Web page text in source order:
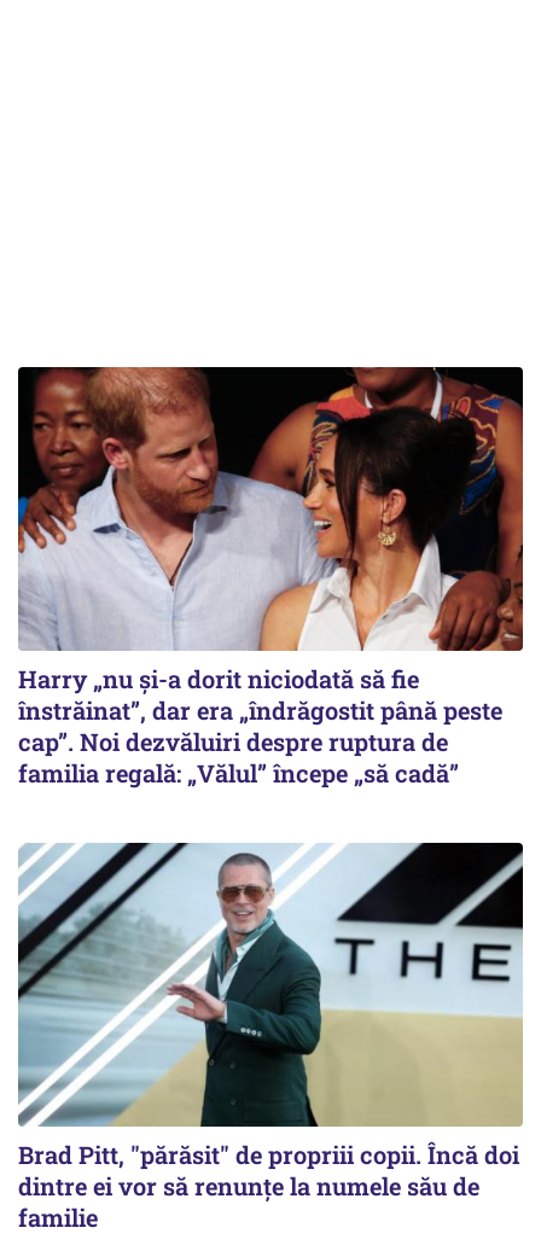
Harry „nu și-a dorit niciodată să fie
înstrăinat”, dar era „îndrăgostit până peste
cap”. Noi dezvăluiri despre ruptura de
familia regală: „Vălul” începe „să cadă”
Brad Pitt, "părăsit" de propriii copii. Încă doi
dintre ei vor să renunțe la numele său de
familie